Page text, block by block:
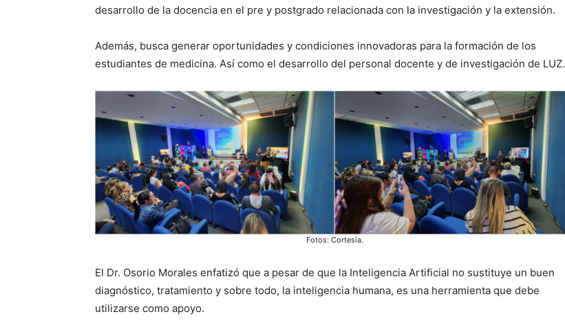
desarrollo de la docencia en el pre y postgrado relacionada con la investigación y la extensión.
Además, busca generar oportunidades y condiciones innovadoras para la formación de los
estudiantes de medicina. Así como el desarrollo del personal docente y de investigación de LUZ.
Fotos: Cortesía.
El Dr. Osorio Morales enfatizó que a pesar de que la Inteligencia Artificial no sustituye un buen
diagnóstico, tratamiento y sobre todo, la inteligencia humana, es una herramienta que debe
utilizarse como apoyo.